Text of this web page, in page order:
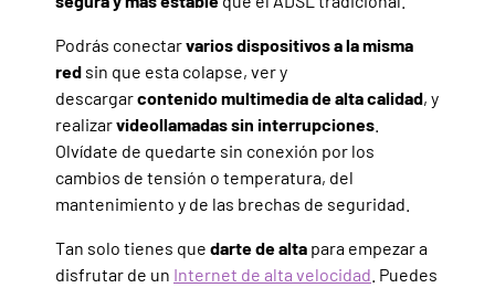
Podrás conectarvarios dispositivos a la misma
red sin que esta colapse, ver y
descargarcontenido multimedia de alta calidad, y
realizarvideollamadas sin interrupciones
Olvídate de quedarte sin conexión por los
cambios de tensión o temperatura, del
mantenimiento y de las brechas de seguridad.
Tan solo tienes que darte de alta para empezar a
disfrutar de un Internet de alta velocidad . Puedes